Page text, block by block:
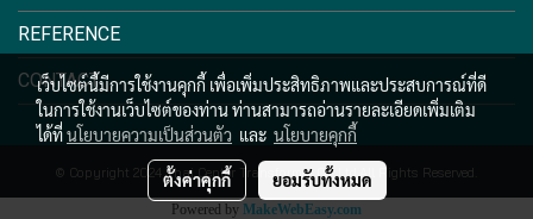
REFERENCE
CONTACT
© Copyright 2024 Thai Center Transformer Co.,Ltd.All Rights Reserved.
Powered by MakeWebEasy.com
เว็บไซต์นี้มีการใช้งานคุกกี้ เพื่อเพิ่มประสิทธิภาพและประสบการณ์ที่ดี
ในการใช้งานเว็บไซต์ของท่าน ท่านสามารถอ่านรายละเอียดเพิ่มเติม
ได้ที่นโยบายความเป็นส่วนตัว และ นโยบายคุกกี้
ตั้งค่าคุกกี้ ยอมรับทั้งหมด